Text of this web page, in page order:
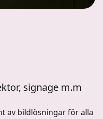
signage m.m
av bildlösningar för alla